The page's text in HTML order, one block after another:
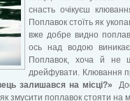
снасть очікуєш
Поплавок стоїть як
вже добре видно
ось над водою виникає
Поплавок, хоча й не
дрейфувати. Клювання
залишався на місці?»
змусити поплавок стояти на